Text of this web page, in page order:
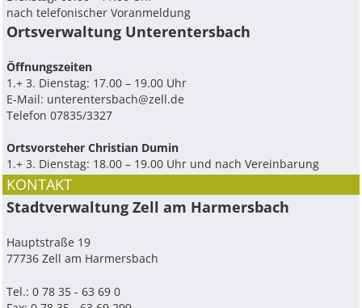
nach telefonischer Voranmeldung
Ortsverwaltung Unterentersbach
Ö­ffnungszeiten
1.+ 3. Dienstag: 17.00 – 19.00 Uhr
E-Mail: unterentersbach@zell.de
Telefon 07835/3327
Ortsvorsteher Christian Dumin
1.+ 3. Dienstag: 18.00 – 19.00 Uhr und nach Vereinbarung
KONTAKT
Stadtverwaltung Zell am Harmersbach
Hauptstraße 19
77736 Zell am Harmersbach
Tel.: 0 78 35 - 63 69 0